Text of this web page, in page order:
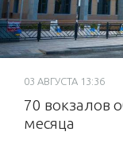
03 АВГУСТА 13:36
70 вокзалов
месяца